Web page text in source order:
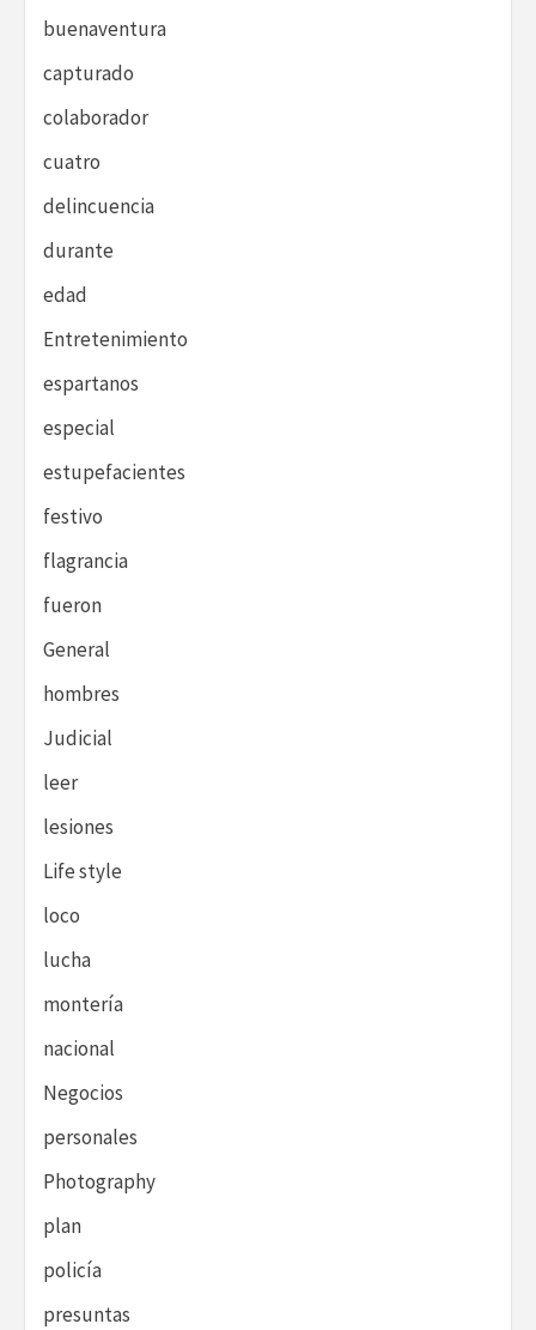
buenaventura
capturado
colaborador
cuatro
delincuencia
durante
edad
Entretenimiento
espartanos
especial
estupefacientes
festivo
flagrancia
fueron
General
hombres
Judicial
leer
lesiones
Life style
loco
lucha
montería
nacional
Negocios
personales
Photography
plan
policía
presuntas